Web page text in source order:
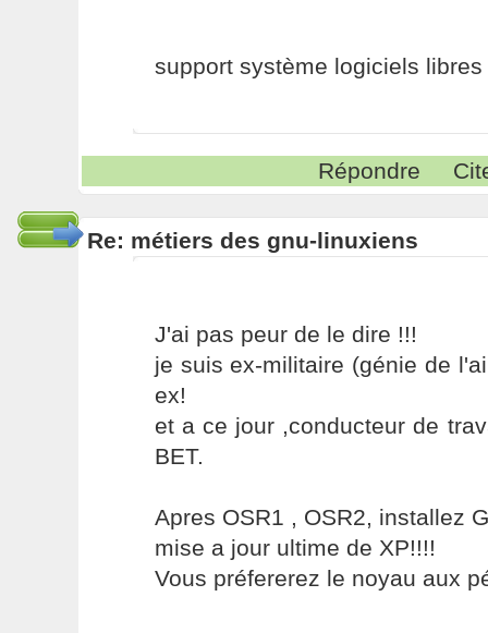
support système logiciels libres
Répondre
Re: métiers des gnu-linuxiens
J'ai pas peur de le dire !!!
je suis ex-militaire (génie de
ex!
et a ce jour ,conducteur de
BET.
Apres OSR1 , OSR2, installez
mise a jour ultime de XP!!!!
Vous préfererez le noyau aux